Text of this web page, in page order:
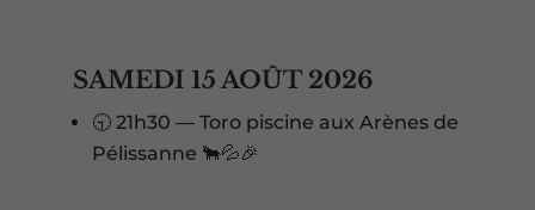
SAMEDI 15 AOÛT 2026
🕤 21h30 — Toro piscine aux Arènes de
Pélissanne 🐂💦🎉